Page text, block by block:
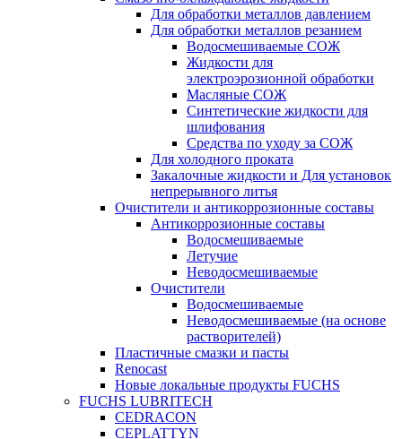
Для обработки металлов давлением
Для обработки металлов резанием
Водосмешиваемые СОЖ
Жидкости для
электроэрозионной обработки
Масляные СОЖ
Синтетические жидкости для
шлифования
Средства по уходу за СОЖ
Для холодного проката
Закалочные жидкости и Для установок
непрерывного литья
Очистители и антикоррозионные составы
Антикоррозионные составы
Водосмешиваемые
Летучие
Неводосмешиваемые
Очистители
Водосмешиваемые
Неводосмешиваемые (на основе
растворителей)
Пластичные смазки и пасты
Renocast
Новые локальные продукты FUCHS
FUCHS LUBRITECH
CEDRACON
CEPLATTYN